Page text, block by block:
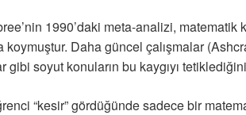
1990’daki meta-analizi, matematik
koymuştur. Daha güncel çalışmalar
gibi soyut konuların bu kaygıyı
“kesir” gördüğünde sadece bir